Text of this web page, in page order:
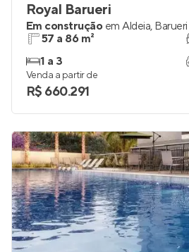
Royal Barueri
Em construção em Aldeia, Barueri
57 a 86 m²
1 a 3
Venda a partir de
R$ 660.291